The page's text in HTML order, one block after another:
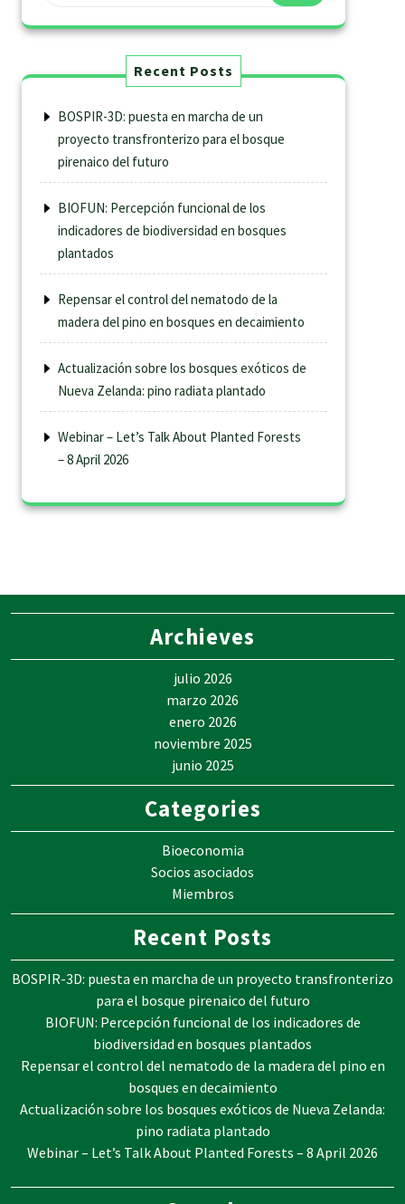
Recent Posts
BOSPIR-3D: puesta en marcha de un
proyecto transfronterizo para el bosque
pirenaico del futuro
BIOFUN: Percepción funcional de los
indicadores de biodiversidad en bosques
plantados
Repensar el control del nematodo de la
madera del pino en bosques en decaimiento
Actualización sobre los bosques exóticos de
Nueva Zelanda: pino radiata plantado
Webinar – Let’s Talk About Planted Forests
– 8 April 2026
Archieves
julio 2026
marzo 2026
enero 2026
noviembre 2025
junio 2025
Categories
Bioeconomia
Socios asociados
Miembros
Recent Posts
BOSPIR-3D: puesta en marcha de un proyecto transfronterizo
para el bosque pirenaico del futuro
BIOFUN: Percepción funcional de los indicadores de
biodiversidad en bosques plantados
Repensar el control del nematodo de la madera del pino en
bosques en decaimiento
Actualización sobre los bosques exóticos de Nueva Zelanda:
pino radiata plantado
Webinar – Let’s Talk About Planted Forests – 8 April 2026